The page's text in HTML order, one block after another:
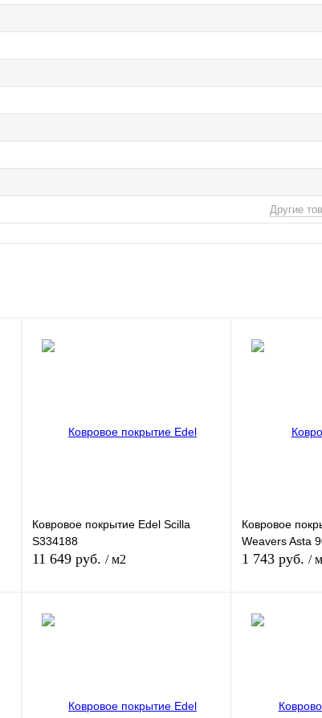
Другие
Ковровое покрытие Edel Scilla
S334188
11 649 руб. / м2
Ширина рулона
Ковровое
Weavers Asta
1 743 руб. /
Ширина рулона